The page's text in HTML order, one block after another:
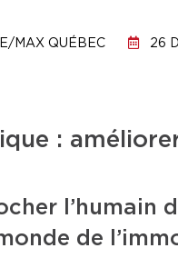
MAX QUÉBEC 26
:
l’humain
de